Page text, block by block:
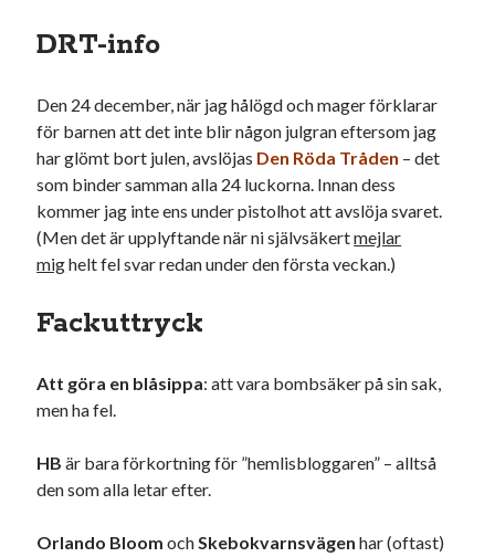
nostalgi
sommar språk språkpolis
Stockholm svenska tips tåg
Fantastiskt välformulerad moderecensent
DRT-info
Den 24 december, när jag hålögd och mager förklarar
för barnen att det inte blir någon julgran eftersom jag
har glömt bort julen, avslöjas Den Röda Tråden – det
som binder samman alla 24 luckorna. Innan dess
kommer jag inte ens under pistolhot att avslöja svaret.
(Men det är upplyftande när ni självsäkertmejlar
mighelt fel svar redan under den första veckan.)
Fackuttryck
Att göra en blåsippa: att vara bombsäker på sin sak,
men ha fel.
HB är bara förkortning för ”hemlisbloggaren” – alltså
den som alla letar efter.
Orlando Bloom ochSkebokvarnsvägen har (oftast)